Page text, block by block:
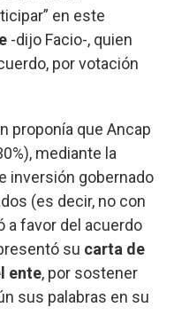
en este
-dijo Facio-, quien
por votación
proponía que Ancap
mediante la
inversión gobernado
(es decir, no con
a favor del acuerdo
su carta de
ente, por sostener
sus palabras en su